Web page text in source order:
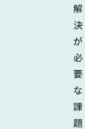
解
決
が
必
要
な
課
題